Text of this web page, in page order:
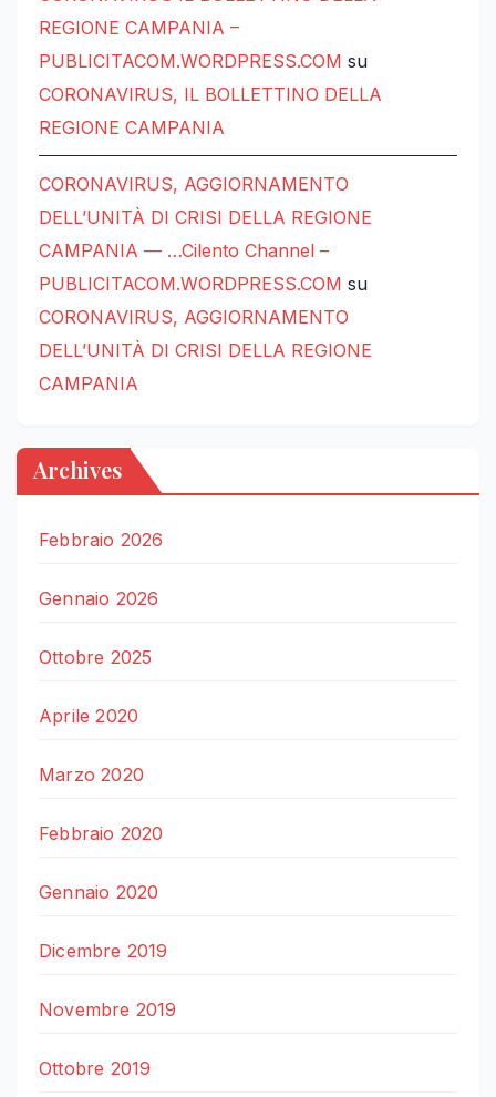
REGIONE CAMPANIA –
PUBLICITACOM.WORDPRESS.COM su
CORONAVIRUS, IL BOLLETTINO DELLA
REGIONE CAMPANIA
CORONAVIRUS, AGGIORNAMENTO
DELL’UNITÀ DI CRISI DELLA REGIONE
CAMPANIA — …Cilento Channel –
PUBLICITACOM.WORDPRESS.COM su
CORONAVIRUS, AGGIORNAMENTO
DELL’UNITÀ DI CRISI DELLA REGIONE
CAMPANIA
Archives
Febbraio 2026
Gennaio 2026
Ottobre 2025
Aprile 2020
Marzo 2020
Febbraio 2020
Gennaio 2020
Dicembre 2019
Novembre 2019
Ottobre 2019